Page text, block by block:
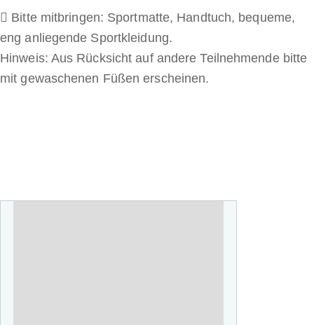
Bitte mitbringen: Sportmatte, Handtuch, bequeme,
eng anliegende Sportkleidung.
Hinweis: Aus Rücksicht auf andere Teilnehmende bitte
mit gewaschenen Füßen erscheinen.